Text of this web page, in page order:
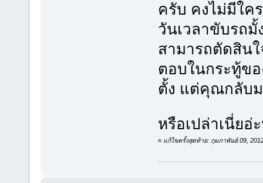
ครับ คงไม่มีใค
วันเวลาขับรถมั้
สามารถตัดสิน
ตอบในกระทู้ข
ตั้ง แต่คุณกลับม
หรือเปล่าเนี่ย
« แก้ไขครั้งสุดท้าย: กุมภาพันธ์ 09,